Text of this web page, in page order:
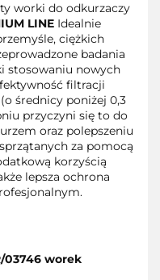
worki do odkurzaczy
LINE Idealnie
ciężkich
badania
stosowaniu nowych
filtracji
średnicy poniżej 0,3
przyczyni się to do
oraz polepszeniu
za pomocą
korzyścią
lepsza ochrona
03746 worek